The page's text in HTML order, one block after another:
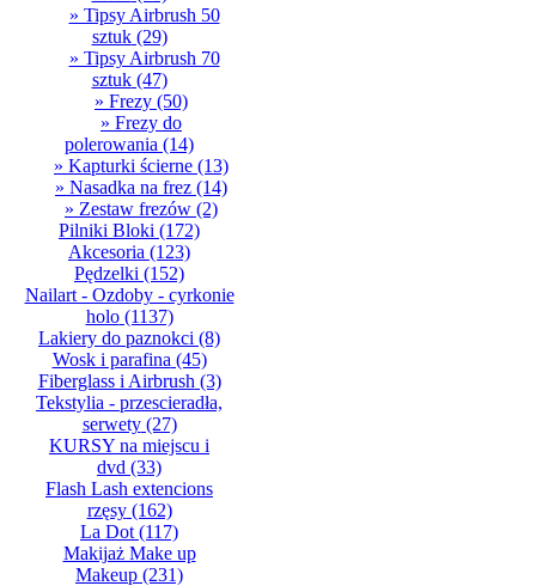
» Tipsy Airbrush 50
sztuk(29)
» Tipsy Airbrush 70
sztuk(47)
» Frezy (50)
» Frezy do
polerowania (14)
» Kapturki ścierne (13)
» Nasadka na frez (14)
» Zestaw frezów (2)
Pilniki Bloki (172)
Akcesoria (123)
Pędzelki (152)
Nailart - Ozdoby - cyrkonie
holo(1137)
Lakiery do paznokci (8)
Wosk i parafina (45)
Fiberglass i Airbrush (3)
Tekstylia - przescieradła,
serwety(27)
KURSY na miejscu i
dvd (33)
Flash Lash extencions
rzęsy(162)
La Dot (117)
Makijaż Make up
Makeup (231)